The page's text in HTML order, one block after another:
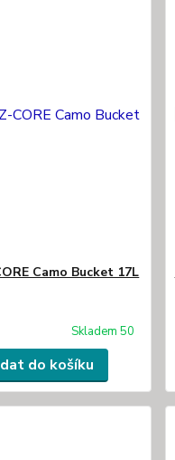
Camo Bucket 17L
Skladem 50
do košíku